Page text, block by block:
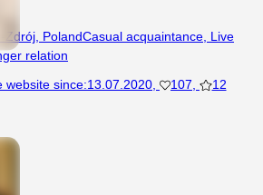
Zdrój, PolandCasual acquaintance Live
relation
website since:13.07.2020 107
12